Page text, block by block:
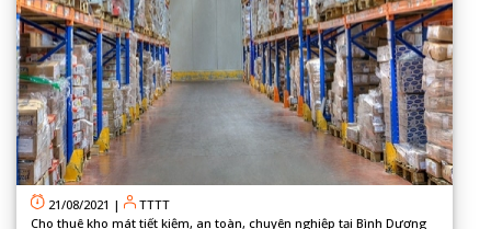
21/08/2021 |
TTTT
Cho thuê kho mát tiết kiệm, an toàn, chuyên nghiệp tại Bình Dương